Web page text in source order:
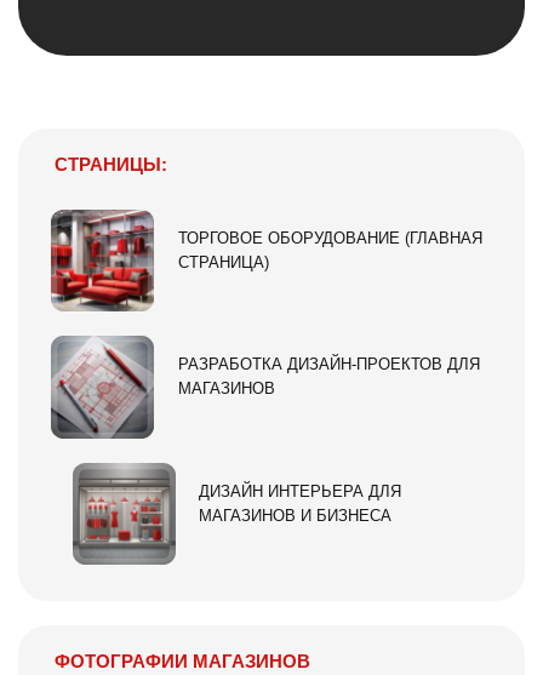
СТРАНИЦЫ:
ТОРГОВОЕ ОБОРУДОВАНИЕ (ГЛАВНАЯ
СТРАНИЦА)
РАЗРАБОТКА ДИЗАЙН-ПРОЕКТОВ ДЛЯ
МАГАЗИНОВ
ДИЗАЙН ИНТЕРЬЕРА ДЛЯ
МАГАЗИНОВ И БИЗНЕСА
ФОТОГРАФИИ МАГАЗИНОВ